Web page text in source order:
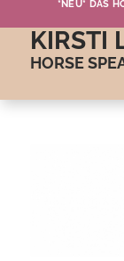
*NEU* DAS
KIRSTI
HORSE